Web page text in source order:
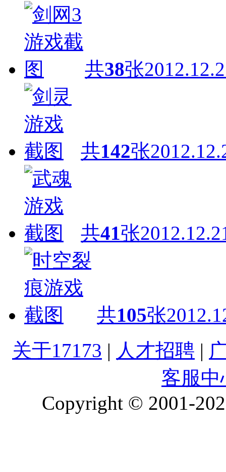
共38张
共142张
共41张
共105张
关于17173 | 人才招聘 |
客服中
Copyright © 2001-